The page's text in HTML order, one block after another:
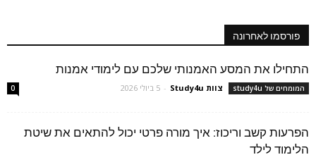
פורסמו לאחרונה
התחילו את המסע האמנותי שלכם עם לימודי אמנות
המומחים של study4u צוות Study4u - 5 ביולי 2026 0
הפרעות קשב וריכוז: איך מורה פרטי יכול להתאים את שיטת
הלימוד לילד